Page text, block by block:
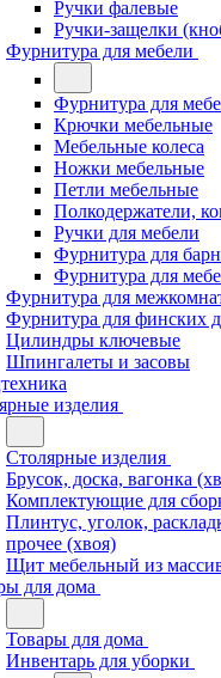
Ручки фалевые
Ручки-защелки
Фурнитура для мебели
Фурнитура для
Крючки мебельные
Мебельные колеса
Ножки мебельные
Петли мебельные
Полкодержатели,
Ручки для мебели
Фурнитура для
Фурнитура для
Фурнитура для
Фурнитура для финских
Цилиндры ключевые
Шпингалеты и засовы
изделия
Столярные изделия
Брусок, доска, вагонка
Комплектующие для
Плинтус, уголок,
прочее (хвоя)
Щит мебельный из
для дома
Товары для дома
Инвентарь для уборки